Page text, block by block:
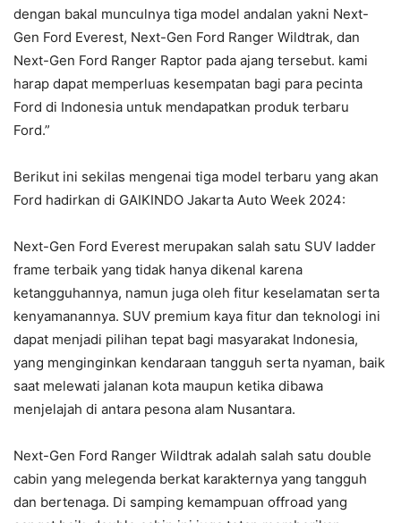
dengan bakal munculnya tiga model andalan yakni Next-
Gen Ford Everest, Next-Gen Ford Ranger Wildtrak, dan
Next-Gen Ford Ranger Raptor pada ajang tersebut. kami
harap dapat memperluas kesempatan bagi para pecinta
Ford di Indonesia untuk mendapatkan produk terbaru
Ford.”
Berikut ini sekilas mengenai tiga model terbaru yang akan
Ford hadirkan di GAIKINDO Jakarta Auto Week 2024:
Next-Gen Ford Everest merupakan salah satu SUV ladder
frame terbaik yang tidak hanya dikenal karena
ketangguhannya, namun juga oleh fitur keselamatan serta
kenyamanannya. SUV premium kaya fitur dan teknologi ini
dapat menjadi pilihan tepat bagi masyarakat Indonesia,
yang menginginkan kendaraan tangguh serta nyaman, baik
saat melewati jalanan kota maupun ketika dibawa
menjelajah di antara pesona alam Nusantara.
Next-Gen Ford Ranger Wildtrak adalah salah satu double
cabin yang melegenda berkat karakternya yang tangguh
dan bertenaga. Di samping kemampuan offroad yang